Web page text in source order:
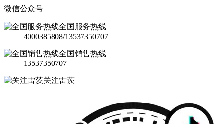
微信公众号
全国服务热线
4000385808/13537350707
全国销售热线
13537350707
关注雷茨